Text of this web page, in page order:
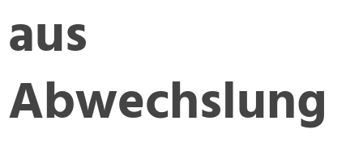
aus
Abwechslung